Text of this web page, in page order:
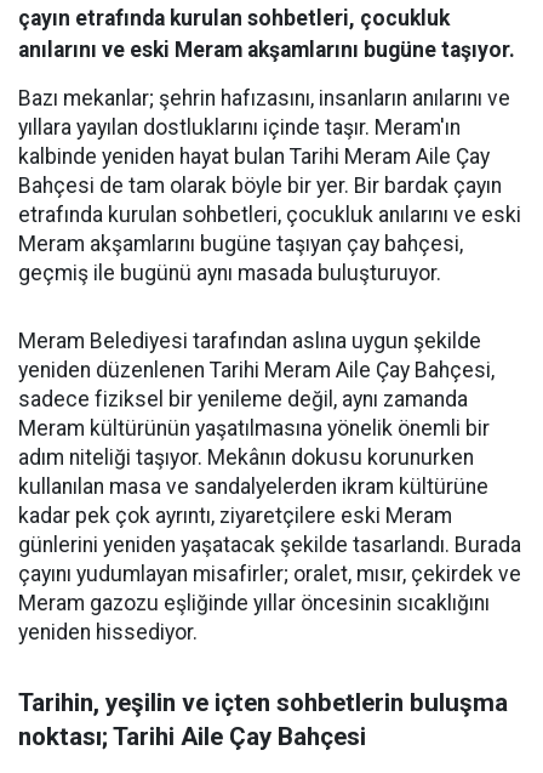
çayın etrafında kurulan sohbetleri, çocukluk
anılarını ve eski Meram akşamlarını bugüne taşıyor.
Bazı mekanlar; şehrin hafızasını, insanların anılarını ve
yıllara yayılan dostluklarını içinde taşır. Meram'ın
kalbinde yeniden hayat bulan Tarihi Meram Aile Çay
Bahçesi de tam olarak böyle bir yer. Bir bardak çayın
etrafında kurulan sohbetleri, çocukluk anılarını ve eski
Meram akşamlarını bugüne taşıyan çay bahçesi,
geçmiş ile bugünü aynı masada buluşturuyor.
Meram Belediyesi tarafından aslına uygun şekilde
yeniden düzenlenen Tarihi Meram Aile Çay Bahçesi,
sadece fiziksel bir yenileme değil, aynı zamanda
Meram kültürünün yaşatılmasına yönelik önemli bir
adım niteliği taşıyor. Mekânın dokusu korunurken
kullanılan masa ve sandalyelerden ikram kültürüne
kadar pek çok ayrıntı, ziyaretçilere eski Meram
günlerini yeniden yaşatacak şekilde tasarlandı. Burada
çayını yudumlayan misafirler; oralet, mısır, çekirdek ve
Meram gazozu eşliğinde yıllar öncesinin sıcaklığını
yeniden hissediyor.
Tarihin, yeşilin ve içten sohbetlerin buluşma
noktası; Tarihi Aile Çay Bahçesi